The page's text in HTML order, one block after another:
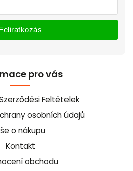
pro vás
Feltételek
osobních údajů
o nákupu
Kontakt
obchodu